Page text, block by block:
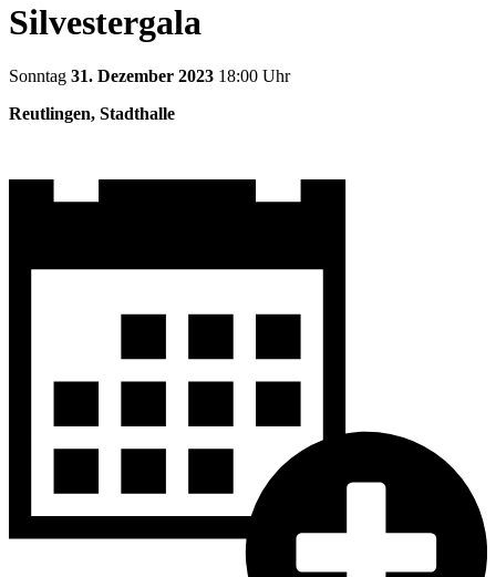
Silvestergala
Sonntag 31. Dezember 2023 18:00 Uhr
Reutlingen, Stadthalle